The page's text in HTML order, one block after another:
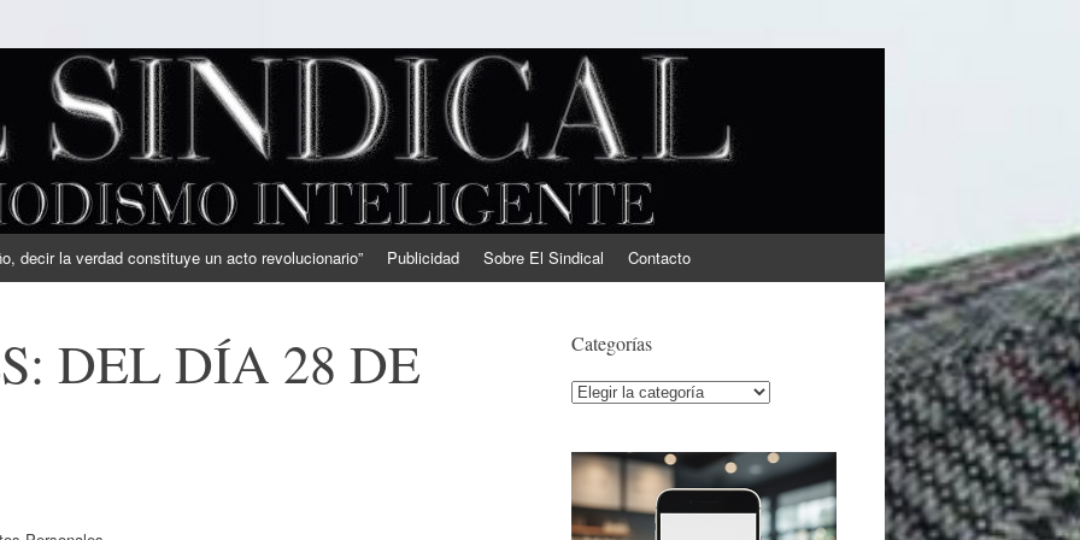
decir la verdad constituye un acto revolucionario” Publicidad Sobre El Sindical Contacto
DEL DÍA 28 DE
Categorías
Categorías